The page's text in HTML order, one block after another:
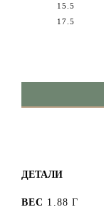
15.5
17.5
ДЕТАЛИ
ВЕС 1.88 Г